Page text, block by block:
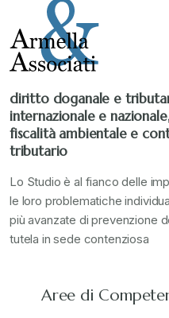
diritto doganale e
internazionale e
fiscalità ambientale e
tributario
Lo Studio è al fianco delle
le loro problematiche
più avanzate di prevenzione
tutela in sede contenziosa
Aree di